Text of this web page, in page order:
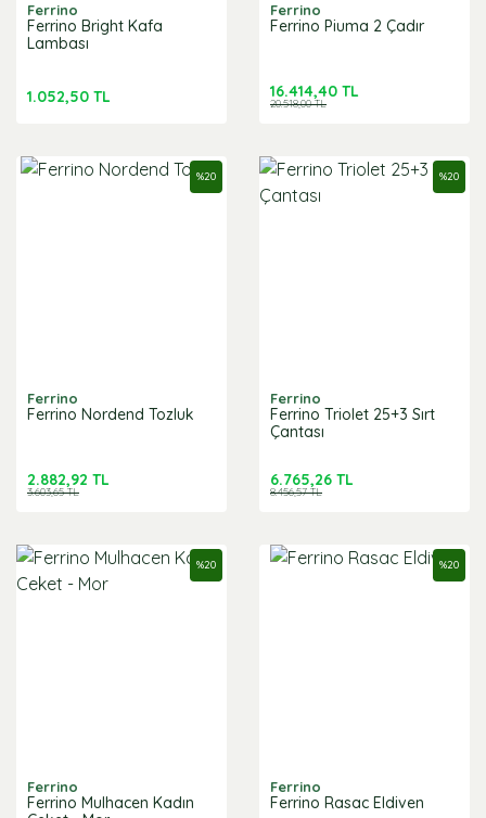
Ferrino
Ferrino Bright Kafa
Lambası
1.052,50 TL
Ferrino
Ferrino Piuma 2 Çadır
16.414,40 TL
20.518,00 TL
Ferrino
Ferrino Nordend Tozluk
%20
2.882,92 TL
3.603,65 TL
Ferrino
Ferrino Triolet 25+3 Sırt
Çantası
%20
6.765,26 TL
8.456,57 TL
Ferrino
Ferrino Mulhacen Kadın
%20
Ferrino
Ferrino Rasac Eldiven
%20